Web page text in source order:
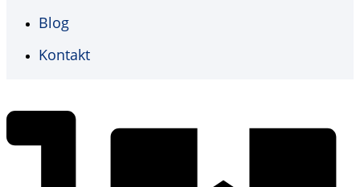
Blog
Kontakt